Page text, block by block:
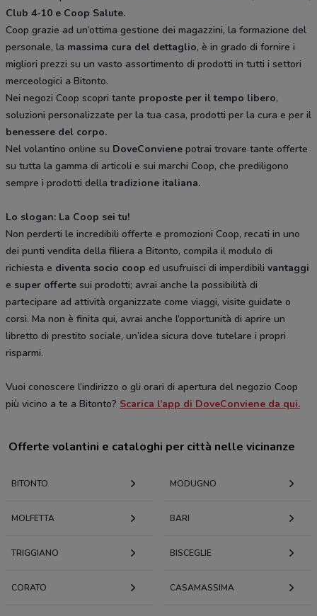
Club 4-10 e Coop Salute.
Coop grazie ad un’ottima gestione dei magazzini, la formazione del
personale, la massima cura del dettaglio, è in grado di fornire i
migliori prezzi su un vasto assortimento di prodotti in tutti i settori
merceologici a Bitonto.
Nei negozi Coop scopri tante proposte per il tempo libero,
soluzioni personalizzate per la tua casa, prodotti per la cura e per il
benessere del corpo.
Nel volantino online su DoveConviene potrai trovare tante offerte
su tutta la gamma di articoli e sui marchi Coop, che prediligono
sempre i prodotti dellatradizione italiana.
Lo slogan: La Coop sei tu!
Non perderti le incredibili offerte e promozioni Coop, recati in uno
dei punti vendita della filiera a Bitonto, compila il modulo di
richiesta e diventa socio coop ed usufruisci di imperdibili vantaggi
e super offerte sui prodotti; avrai anche la possibilità di
partecipare ad attività organizzate come viaggi, visite guidate o
corsi. Ma non è finita qui, avrai anche l’opportunità di aprire un
libretto di prestito sociale, un’idea sicura dove tutelare i propri
risparmi.
Vuoi conoscere l’indirizzo o gli orari di apertura del negozio Coop
più vicino a te a Bitonto? Scarica l’app di DoveConviene da qui.
Offerte volantini e cataloghi per città nelle vicinanze
BITONTO MODUGNO
MOLFETTA BARI
TRIGGIANO BISCEGLIE
CORATO CASAMASSIMA